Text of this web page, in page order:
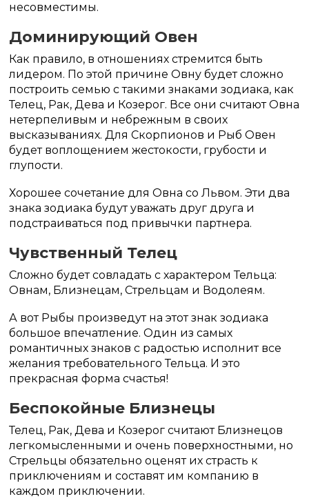
несовместимы.
Доминирующий Овен
Как правило, в отношениях стремится быть
лидером. По этой причине Овну будет сложно
построить семью с такими знаками зодиака, как
Телец, Рак, Дева и Козерог. Все они считают Овна
нетерпеливым и небрежным в своих
высказываниях. Для Скорпионов и Рыб Овен
будет воплощением жестокости, грубости и
глупости.
Хорошее сочетание для Овна со Львом. Эти два
знака зодиака будут уважать друг друга и
подстраиваться под привычки партнера.
Чувственный Телец
Сложно будет совладать с характером Тельца:
Овнам, Близнецам, Стрельцам и Водолеям.
А вот Рыбы произведут на этот знак зодиака
большое впечатление. Один из самых
романтичных знаков с радостью исполнит все
желания требовательного Тельца. И это
прекрасная форма счастья!
Беспокойные Близнецы
Телец, Рак, Дева и Козерог считают Близнецов
легкомысленными и очень поверхностными, но
Стрельцы обязательно оценят их страсть к
приключениям и составят им компанию в
каждом приключении.